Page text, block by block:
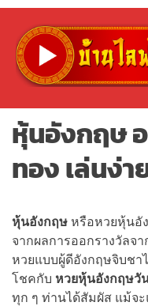
หุ้นอังกฤษ
ทอง เล่นง่า
หุ้นอังกฤษ หรือหวยหุ้นอั
จากผลการออกรางวัลจ
หวยแบบผู้ดีอังกฤษจิบชา
โชคกับ หวยหุ้นอังกฤษวั
ทุก ๆ ท่านได้สัมผัส แม้จ